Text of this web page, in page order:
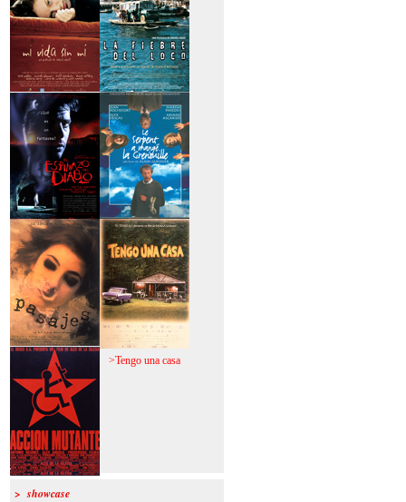
>Mi vida sin mi >La fiebre del loco
>El espinazo del
diablo
>A trabajar!
>Pasajes >Tengo una casa
>Acción mutante
> showcase